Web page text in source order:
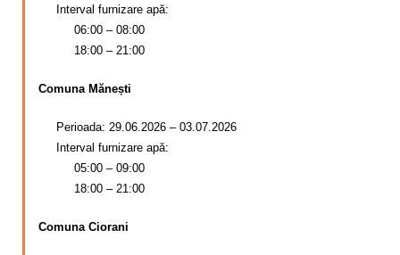
Interval furnizare apă:
06:00 – 08:00
18:00 – 21:00
Comuna Mănești
Perioada: 29.06.2026 – 03.07.2026
Interval furnizare apă:
05:00 – 09:00
18:00 – 21:00
Comuna Ciorani